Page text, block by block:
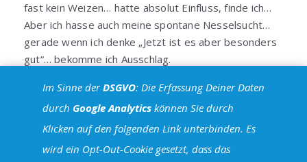
fast kein Weizen… hatte absolut Einfluss, finde ich…
Aber ich hasse auch meine spontane Nesselsucht…
gerade wenn ich denke „Jetzt ist es aber besonders
gut“… bekomme ich Ausschlag.
Antworten
16. Juli 2012 um 22:40 Uhr
Im Sinne derDSGVO: Die Erfassung Deiner Daten
durch Google Analyticskönnen Sie durch
Klicken auf den folgenden Link unterbinden. Es
wird ein Opt-Out-Cookie gesetzt, dass das